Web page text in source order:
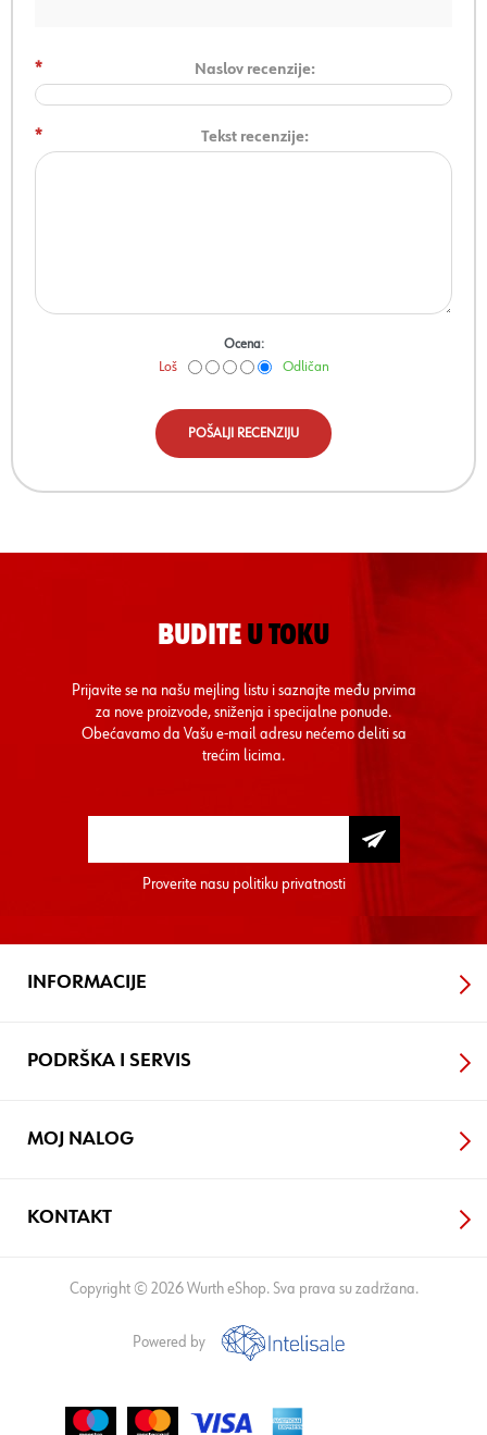
Naslov recenzije:
*
Tekst recenzije:
*
Ocena:
Loš Odličan
POŠALJI RECENZIJU
BUDITE U TOKU
Prijavite se na našu mejling listu i saznajte među prvima
za nove proizvode, sniženja i specijalne ponude.
Obećavamo da Vašu e-mail adresu nećemo deliti sa
trećim licima.
Proverite nasu politiku privatnosti
INFORMACIJE
PODRŠKA I SERVIS
MOJ NALOG
KONTAKT
Copyright © 2026 Wurth eShop. Sva prava su zadržana.
Powered by